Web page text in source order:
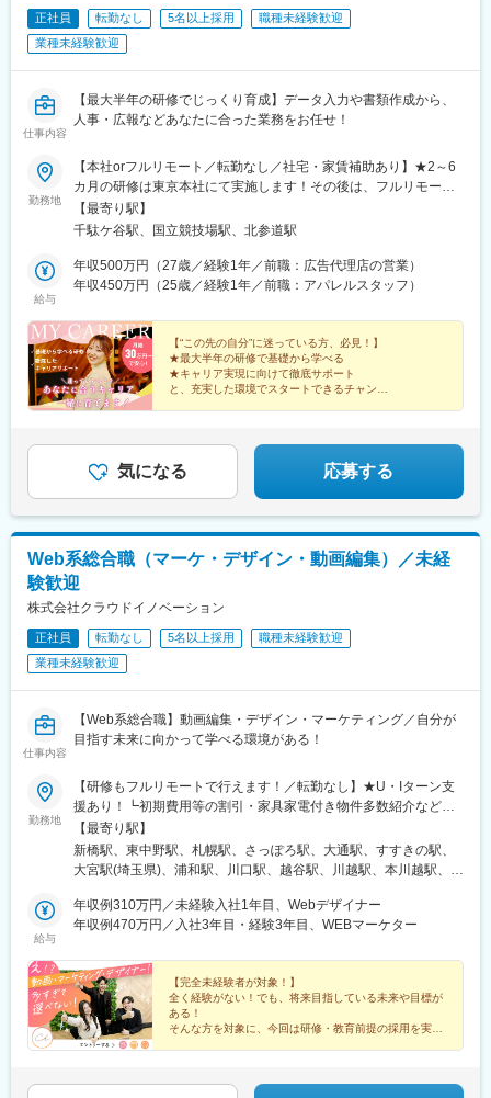
正社員 転勤なし 5名以上採用
職種未経験歓迎
業種未経験歓迎
仕事内容
【最大半年の研修でじっくり育成】データ入力や書類作成から、
人事・広報などあなたに合った業務をお任せ！
勤務地
【本社orフルリモート／転勤なし／社宅・家賃補助あり】★2～6
カ月の研修は東京本社にて実施します！その後は、フルリモート
の相談も可能です◎本社：東京都渋谷区千駄ヶ谷1-11-14 ビジデ
ンス千駄ヶ谷603＜ アクセス ＞・JR中央本線「千駄ケ谷駅」より
京メトロ副都心線「北参道駅」より徒歩7分・JR山手線「原宿
駅」より徒歩9分※受動喫煙対策：屋内喫煙可能場所あり
【最寄り駅】
千駄ケ谷駅、国立競技場駅、北参道駅
給与
年収500万円（27歳／経験1年／前職：広告代理店の営業）
年収450万円（25歳／経験1年／前職：アパレルスタッフ）
【“この先の自分”に迷っている方、必見！】
★最大半年の研修で基礎から学べる
★キャリア実現に向けて徹底サポート
と、充実した環境でスタートできるチャンス♪
★フルリモート可
★社宅・家賃補助あり
気になる 応募する
Web系総合職（マーケ・デザイン・動画編集）／未経
験歓迎
株式会社クラウドイノベーション
正社員 転勤なし 5名以上採用
職種未経験歓迎
業種未経験歓迎
仕事内容
【Web系総合職】動画編集・デザイン・マーケティング／自分が
目指す未来に向かって学べる環境がある！
勤務地
【研修もフルリモートで行えます！／転勤なし】★U・Iターン支
援あり！┗初期費用等の割引・家具家電付き物件多数紹介など★
フルリモート・テレワークOKな案件も！＜本社オフィス＞東京都
港区新橋1-12-9 新橋プレイス7F└各線「新橋駅」徒歩5分以内＜
支社オフィス＞東京都中野区東中野4-7-18 岡藤ビル203└各線
【最寄り駅】
新橋駅、東中野駅、札幌駅、さっぽろ駅、大通駅、すすきの駅、
大宮駅(埼玉県)、浦和駅、川口駅、越谷駅、川越駅、本川越駅、千
柏駅、東京駅、大手町駅(東京都)、新宿駅、新宿駅(東京メトロ)、
新宿三丁目駅、池袋駅、東池袋駅、五反田駅、六本木駅、品川
都)、渋谷駅、上野駅、京成上野駅、錦糸町駅、恵比寿駅、水道橋
駅、後楽園駅、木場駅(東京都)、中目黒駅、中野駅(東京都)、横浜
駅、川崎駅、桜木町駅、武蔵小杉駅、溝の口駅、武蔵溝ノ口駅、
西梅田駅、大阪駅、大阪梅田駅(阪神線)、梅田駅(地下鉄)、大阪梅
田駅(阪急線)、心斎橋駅、なんば駅(地下鉄)、大阪難波駅、なんば
合駅(東京都)、西４丁目駅、狸小路駅、二重橋前駅、大崎広小路
給与
年収例310万円／未経験入社1年目、Webデザイナー
年収例470万円／入社3年目・経験3年目、WEBマーケター
【完全未経験者が対象！】
全く経験がない！でも、将来目指している未来や目標が
ある！
そんな方を対象に、今回は研修・教育前提の採用を実施